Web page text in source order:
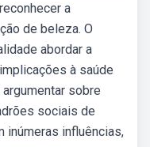
a
de beleza. O
abordar a
à saúde
sobre
sociais de
inúmeras influências,